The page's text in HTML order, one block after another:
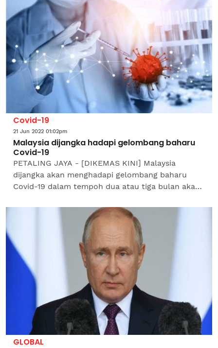
Covid-19
21 Jun 2022 01:02pm
Malaysia dijangka hadapi gelombang baharu
Covid-19
PETALING JAYA - [DIKEMAS KINI] Malaysia
dijangka akan menghadapi gelombang baharu
Covid-19 dalam tempoh dua atau tiga bulan akan
Bakar berkata,...
GLOBAL